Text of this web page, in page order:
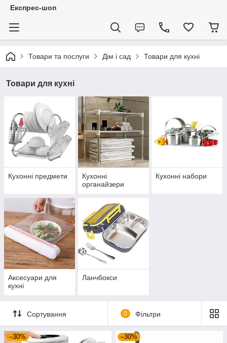
Експрес-шоп
Товари та послуги Дім і сад Товари для кухні
Товари для кухні
Кухонні предмети
Кухонні
органайзери
Кухонні набори
Аксесуари для
кухні
Ланчбокси
Сортування 0 Фільтри
–30% –30%